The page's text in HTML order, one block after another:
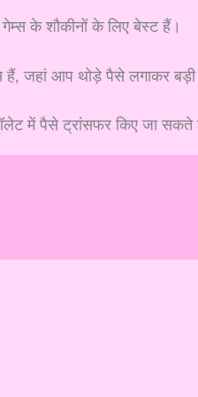
के शौकीनों के लिए बेस्ट हैं।
जहां आप थोड़े पैसे लगाकर
में पैसे ट्रांसफर किए जा सकते